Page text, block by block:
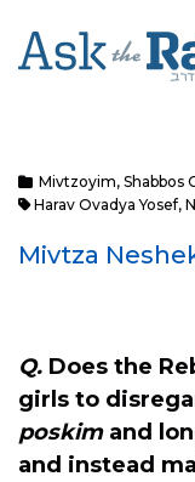
Mivtzoyim, Shabbos
Harav Ovadya Yosef,
Mivtza
Q. Does the
girls to
poskimand
and instead